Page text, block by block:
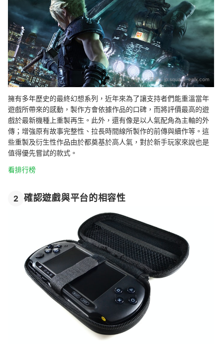
來源： jp.square-enix.com
擁有多年歷史的最終幻想系列，近年來為了讓支持者們能重溫當年
遊戲所帶來的感動，製作方會依據作品的口碑，而將評價最高的遊
戲於最新機種上重製再生。此外，還有像是以人氣配角為主軸的外
傳；增強原有故事完整性、拉長時間線所製作的前傳與續作等。這
些重製及衍生性作品由於都奠基於高人氣，對於新手玩家來說也是
值得優先嘗試的款式。
看排行榜
2 確認遊戲與平台的相容性